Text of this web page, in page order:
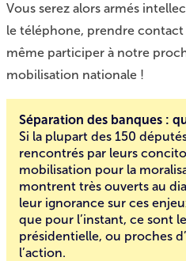
Vous serez alors armés
le téléphone, prendre
même participer à notre
mobilisation nationale !
Séparation des banques :
Si la plupart des 150
rencontrés par leurs
mobilisation pour la
montrent très ouverts au
leur ignorance sur ces
que pour l’instant, ce sont
présidentielle, ou proches
l’action.